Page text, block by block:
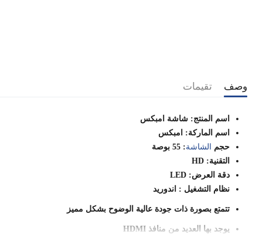
وصف تقيمات
اسم المنتج: شاشة امبكس
اسم الماركة: امبكس
حجم
الشاشة: 55 بوصة
التقنية: HD
دقة العرض: LED
نظام التشغيل : اندوريد
تتمتع بصورة ذات جودة عالية الوضوح بشكل مميز
يوجد بها العديد من منافذ HDMI